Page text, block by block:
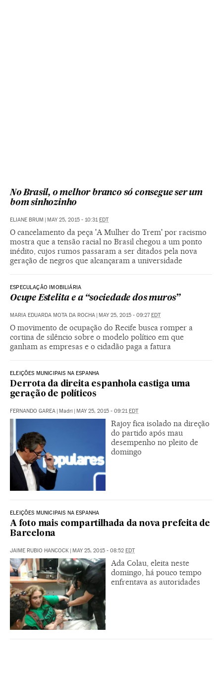
No Brasil, o melhor branco só consegue ser um
bom sinhozinho
ELIANE BRUM | MAY 25, 2015 - 10:31 EDT
O cancelamento da peça 'A Mulher do Trem' por racismo
mostra que a tensão racial no Brasil chegou a um ponto
inédito, cujos rumos passaram a ser ditados pela nova
geração de negros que alcançaram a universidade
ESPECULAÇÃO IMOBILIÁRIA
Ocupe Estelita e a “sociedade dos muros”
MARIA EDUARDA MOTA DA ROCHA | MAY 25, 2015 - 09:27EDT
O movimento de ocupação do Recife busca romper a
cortina de silêncio sobre o modelo político em que
ganham as empresas e o cidadão paga a fatura
ELEIÇÕES MUNICIPAIS NA ESPANHA
Derrota da direita espanhola castiga uma
geração de políticos
FERNANDO GAREA | Madri | MAY 25, 2015 - 09:21 EDT
Rajoy fica isolado na direção
do partido após mau
desempenho no pleito de
domingo
ELEIÇÕES MUNICIPAIS NA ESPANHA
A foto mais compartilhada da nova prefeita de
Barcelona
JAIME RUBIO HANCOCK | MAY 25, 2015 - 08:52 EDT
Ada Colau, eleita neste
domingo, há pouco tempo
enfrentava as autoridades